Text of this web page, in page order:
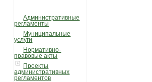
Административные
регламенты
Муниципальные
услуги
Нормативно-
правовые акты
Проекты
административных
регламентов